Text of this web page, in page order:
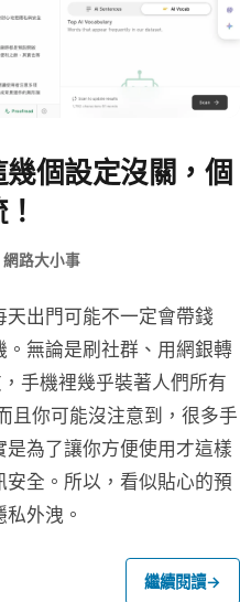
個設定沒關，個
網路大小事
出門可能不一定會帶錢
無論是刷社群、用網銀轉
手機裡幾乎裝著人們所有
且你可能沒注意到，很多手
為了讓你方便使用才這樣
全。所以，看似貼心的預
外洩。
繼續閱讀→